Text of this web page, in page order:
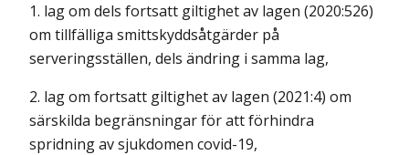
1. lag om dels fortsatt giltighet av lagen (2020:526)
om tillfälliga smittskyddsåtgärder på
serveringsställen, dels ändring i samma lag,
2. lag om fortsatt giltighet av lagen (2021:4) om
särskilda begränsningar för att förhindra
spridning av sjukdomen covid-19,